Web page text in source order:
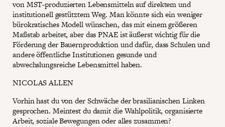
von MST-produzierten Lebensmitteln auf direktem und
institutionell gestütztem Weg. Man könnte sich ein weniger
bürokratisches Modell wünschen, das mit einem größeren
Maßstab arbeitet, aber das PNAE ist äußerst wichtig für die
Förderung der Bauernproduktion und dafür, dass Schulen und
andere öffentliche Institutionen gesunde und
abwechslungsreiche Lebensmittel haben.
NICOLAS ALLEN
Vorhin hast du von der Schwäche der brasilianischen Linken
gesprochen. Meintest du damit die Wahlpolitik, organisierte
Arbeit, soziale Bewegungen oder alles zusammen?